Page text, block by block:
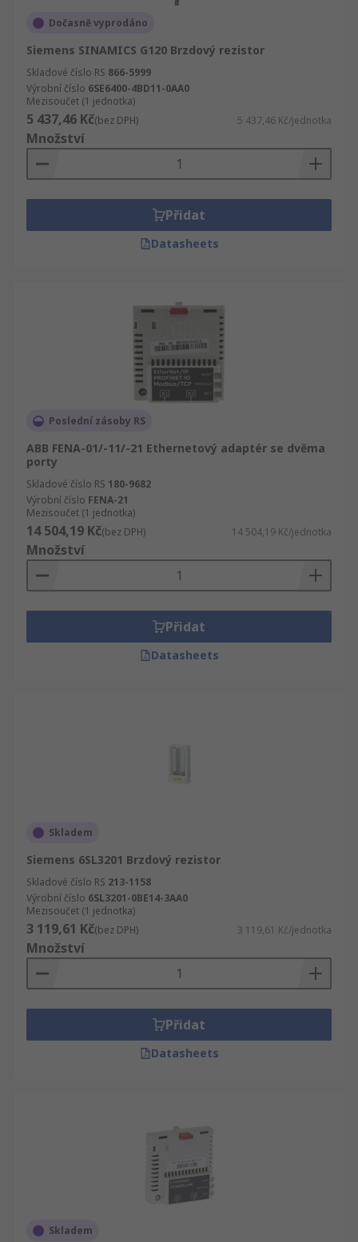
Dočasně vyprodáno
Siemens SINAMICS G120 Brzdový rezistor
Skladové číslo RS 866-5999
Výrobní číslo 6SE6400-4BD11-0AA0
Mezisoučet (1 jednotka)
5 437,46 Kč(bez DPH) 5 437,46 Kč/jednotka
Množství
Přidat
Datasheets
Poslední zásoby RS
ABB FENA-01/-11/-21 Ethernetový adaptér se dvěma
porty
Skladové číslo RS 180-9682
Výrobní číslo FENA-21
Mezisoučet (1 jednotka)
14 504,19 Kč(bez DPH) 14 504,19 Kč/jednotka
Množství
Přidat
Datasheets
Skladem
Siemens 6SL3201 Brzdový rezistor
Skladové číslo RS 213-1158
Výrobní číslo 6SL3201-0BE14-3AA0
Mezisoučet (1 jednotka)
3 119,61 Kč(bez DPH) 3 119,61 Kč/jednotka
Množství
Přidat
Datasheets
Skladem